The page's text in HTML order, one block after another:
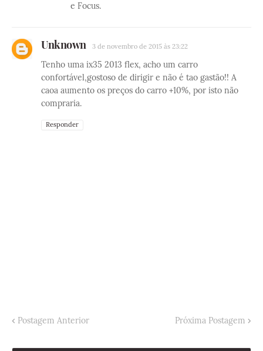
e Focus.
Unknown 3 de novembro de 2015 às 23:22
Tenho uma ix35 2013 flex, acho um carro
confortável,gostoso de dirigir e não é tao gastão!! A
caoa aumento os preços do carro +10%, por isto não
compraria.
Responder
Postagem Anterior Próxima Postagem